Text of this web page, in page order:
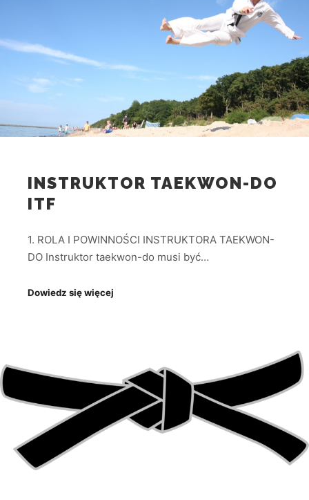
INSTRUKTOR TAEKWON-DO
ITF
1. ROLA I POWINNOŚCI INSTRUKTORA TAEKWON-
DO Instruktor taekwon-do musi być…
Dowiedz się więcej